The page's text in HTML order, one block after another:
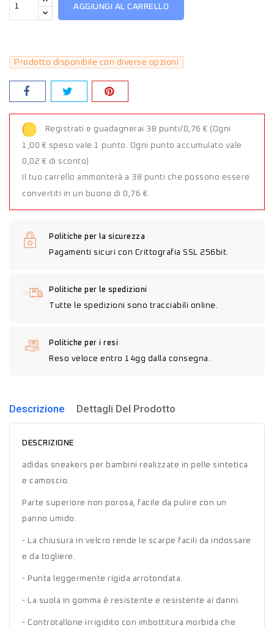
AGGIUNGI AL CARRELLO
Prodotto disponibile con diverse opzioni
Registrati e guadagnerai 38 punti/0,76 € (Ogni
1,00 € speso vale 1 punto. Ogni punto accumulato vale
0,02 € di sconto)
Il tuo carrello ammonterà a 38 punti che possono essere
convertiti in un buono di 0,76 €.
Politiche per la sicurezza
Pagamenti sicuri con Crittografia SSL 256bit.
Politiche per le spedizioni
Tutte le spedizioni sono tracciabili online.
Politiche per i resi
Reso veloce entro 14gg dalla consegna.
Descrizione Dettagli Del Prodotto
DESCRIZIONE
adidas sneakers per bambini realizzate in pelle sintetica
e camoscio.
Parte superiore non porosa, facile da pulire con un
panno umido.
- La chiusura in velcro rende le scarpe facili da indossare
e da togliere.
- Punta leggermente rigida arrotondata.
- La suola in gomma è resistente e resistente ai danni.
- Controtallone irrigidito con imbottitura morbida che